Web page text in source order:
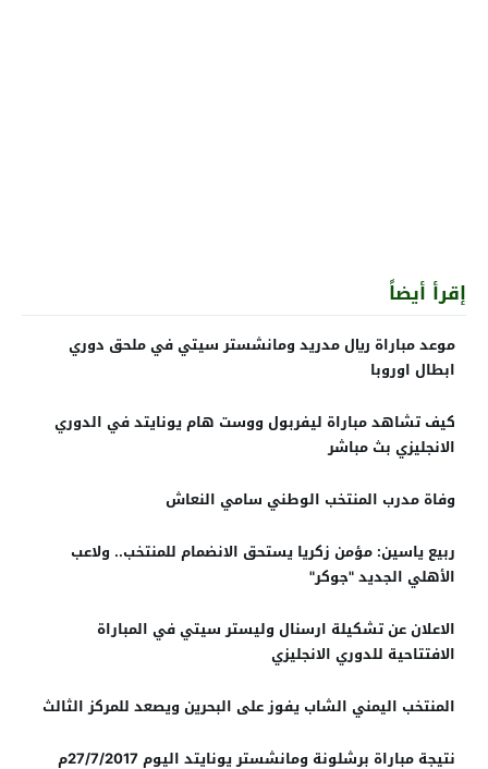
إقرأ أيضاً
موعد مباراة ريال مدريد ومانشستر سيتي في ملحق دوري
ابطال اوروبا
كيف تشاهد مباراة ليفربول ووست هام يونايتد في الدوري
الانجليزي بث مباشر
وفاة مدرب المنتخب الوطني سامي النعاش
ربيع ياسين: مؤمن زكريا يستحق الانضمام للمنتخب.. ولاعب
الأهلي الجديد "جوكر"
الاعلان عن تشكيلة ارسنال وليستر سيتي في المباراة
الافتتاحية للدوري الانجليزي
المنتخب اليمني الشاب يفوز على البحرين ويصعد للمركز الثالث
نتيجة مباراة برشلونة ومانشستر يونايتد اليوم 27/7/2017م